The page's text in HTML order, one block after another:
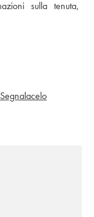
Segnalacelo